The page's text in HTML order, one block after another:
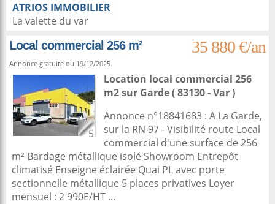
ATRIOS IMMOBILIER
La valette du var
Local commercial 256 m²
35 880 €/an
Annonce gratuite du 19/12/2025.
5
Location local commercial 256
m2sur Garde( 83130 - Var )
Annonce n°18841683 : A La Garde,
sur la RN 97 - Visibilité route Local
commercial d'une surface de 256
m² Bardage métallique isolé Showroom Entrepôt
climatisé Enseigne éclairée Quai PL avec porte
sectionnelle métallique 5 places privatives Loyer
mensuel : 2 990E/HT ...